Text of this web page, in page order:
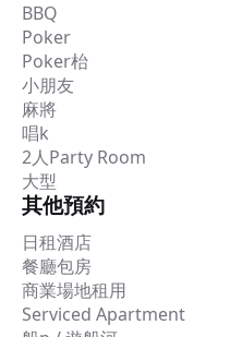
BBQ
Poker
Poker枱
小朋友
麻將
唱k
2人Party Room
大型
其他預約
日租酒店
餐廳包房
商業場地租用
Serviced Apartment